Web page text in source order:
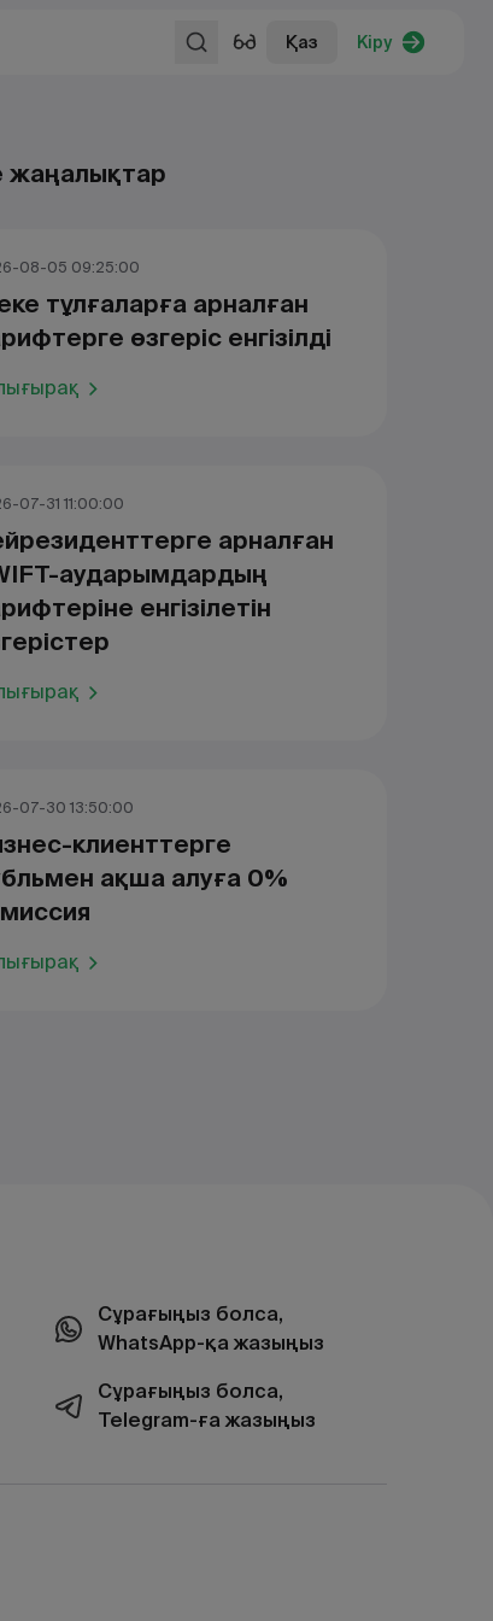
Қаз Кіру
жаңалықтар
08-05 09:25:00
тұлғаларға арналған
өзгеріс енгізілді
07-31 11:00:00
арналған
аударымдардың
енгізілетін
07-30 13:50:00
клиенттерге
ақша алуға 0%
Сұрағыңыз болса,
WhatsApp-қа жазыңыз
Сұрағыңыз болса,
Telegram-ға жазыңыз